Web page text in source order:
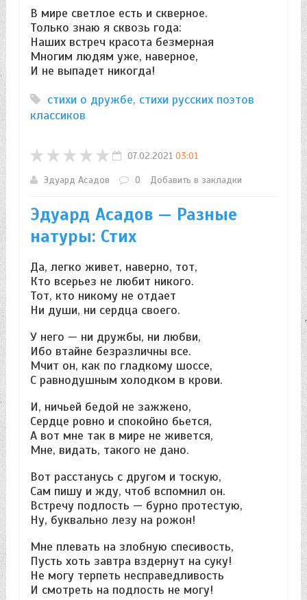
В мире светлое есть и скверное.
Только знаю я сквозь года:
Наших встреч красота безмерная
Многим людям уже, наверное,
И не выпадет никогда!
стихи о дружбе, стихи русских поэтов
классиков
07.02.2021 03:01
Эдуард Асадов
0 Добавить в закладки
Эдуард Асадов — Разные
натуры: Стих
Да, легко живет, наверно, тот,
Кто всерьез не любит никого.
Тот, кто никому не отдает
Ни души, ни сердца своего.
У него — ни дружбы, ни любви,
Ибо втайне безразличны все.
Мчит он, как по гладкому шоссе,
С равнодушным холодком в крови.
И, ничьей бедой не зажжено,
Сердце ровно и спокойно бьется,
А вот мне так в мире не живется,
Мне, видать, такого не дано.
Вот расстанусь с другом и тоскую,
Сам пишу и жду, чтоб вспомнил он.
Встречу подлость — бурно протестую,
Ну, буквально лезу на рожон!
Мне плевать на злобную спесивость,
Пусть хоть завтра вздернут на суку!
Не могу терпеть несправедливость
И смотреть на подлость не могу!